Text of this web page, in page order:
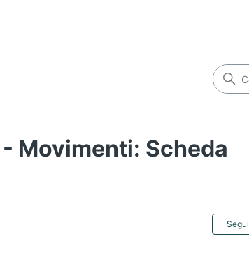
Movimenti: Scheda
Segui